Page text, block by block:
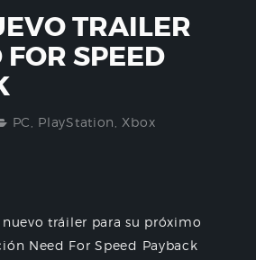
TRAILER
SPEED
PC PlayStation Xbox
tráiler para su próximo
Need For Speed ​​Payback